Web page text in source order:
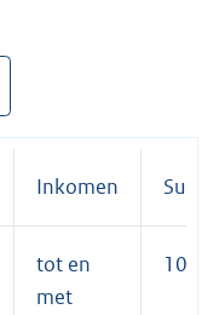
Inkomen
tot en
met
100%